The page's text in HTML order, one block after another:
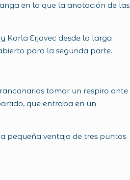
en la que la anotación de las
Karla Erjavec desde la larga
para la segunda parte.
tomar un respiro ante
que entraba en un
pequeña ventaja de tres puntos